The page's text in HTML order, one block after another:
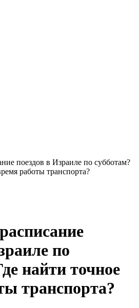
поездов в Израиле по субботам?
работы транспорта?
по
найти точное
транспорта?